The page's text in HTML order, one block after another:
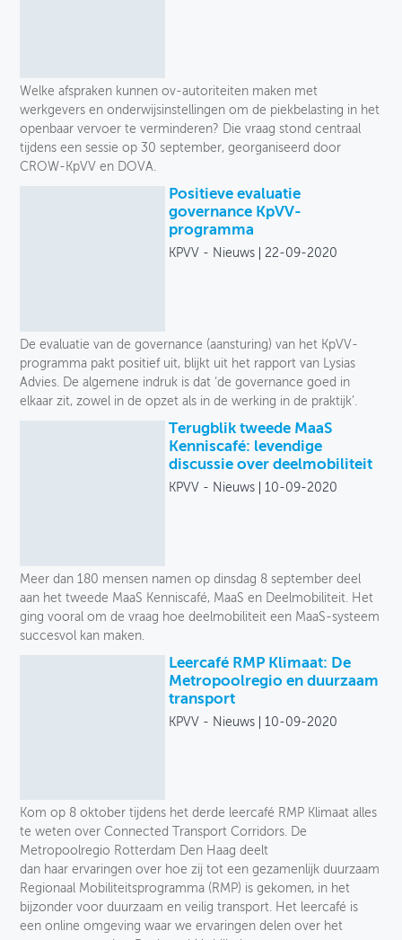
Welke afspraken kunnen ov-autoriteiten maken met
werkgevers en onderwijsinstellingen om de piekbelasting in het
openbaar vervoer te verminderen? Die vraag stond centraal
tijdens een sessie op 30 september, georganiseerd door
CROW-KpVV en DOVA.
Positieve evaluatie
governance KpVV-
programma
KPVV - Nieuws 22-09-2020
De evaluatie van de governance (aansturing) van het KpVV-
programma pakt positief uit, blijkt uit het rapport van Lysias
Advies. De algemene indruk is dat ‘de governance goed in
elkaar zit, zowel in de opzet als in de werking in de praktijk’.
Terugblik tweede MaaS
Kenniscafé: levendige
discussie over deelmobiliteit
KPVV - Nieuws 10-09-2020
Meer dan 180 mensen namen op dinsdag 8 september deel
aan het tweede MaaS Kenniscafé, MaaS en Deelmobiliteit. Het
ging vooral om de vraag hoe deelmobiliteit een MaaS-systeem
succesvol kan maken.
Leercafé RMP Klimaat: De
Metropoolregio en duurzaam
transport
KPVV - Nieuws 10-09-2020
Kom op 8 oktober tijdens het derde leercafé RMP Klimaat alles
te weten over Connected Transport Corridors. De
Metropoolregio Rotterdam Den Haag deelt
dan haar ervaringen over hoe zij tot een gezamenlijk duurzaam
Regionaal Mobiliteitsprogramma (RMP) is gekomen, in het
bijzonder voor duurzaam en veilig transport. Het leercafé is
een online omgeving waar we ervaringen delen over het